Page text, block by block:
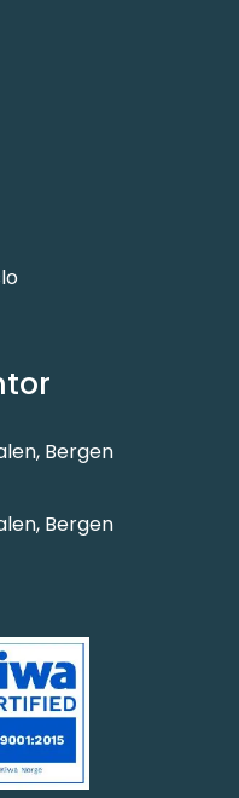
Bergen
Bergen